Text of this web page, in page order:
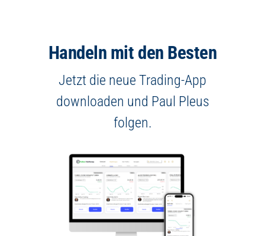
Handeln mit den Besten
Jetzt die neue Trading-App
downloaden und Paul Pleus
folgen.